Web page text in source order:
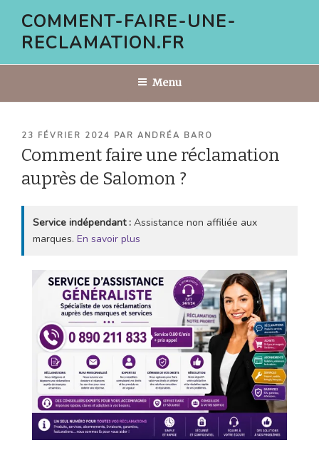
contenu
COMMENT-FAIRE-UNE-
RECLAMATION.FR
Menu
PUBLIÉ
LE
23 FÉVRIER 2024 PAR ANDRÉA BARO
Comment faire une réclamation
auprès de Salomon ?
Service indépendant : Assistance non affiliée aux
marques. En savoir plus